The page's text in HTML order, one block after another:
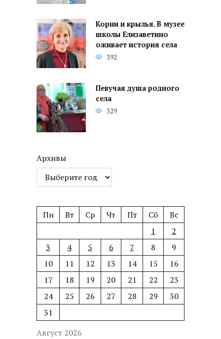
Корни и крылья. В музее
школы Елизаветино
оживает история села
392
Певучая душа родного
села
329
Архивы
Август 2026
Пн Вт Ср Чт Пт Сб
Вс
1
2
3
4 5 6 7 8
9
10
11 12 13 14 15
16
17
18 19 20 21 22
23
24
25 26 27 28 29
30
31